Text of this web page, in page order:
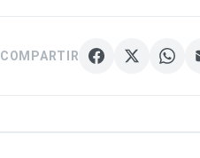
COMPARTIR